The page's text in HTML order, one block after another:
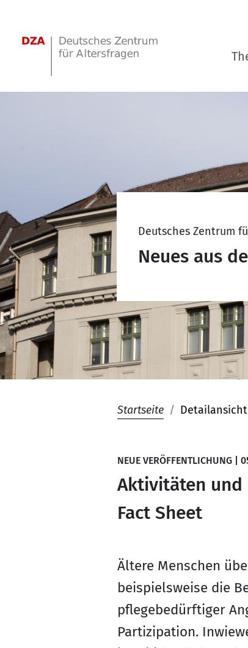
Deutsches Zentrum
Neues aus
Startseite Detailansicht
NEUE VERÖFFENTLICHUNG
Aktivitäten und
Fact Sheet
Ältere Menschen
beispielsweise die
pflegebedürftiger
Partizipation.